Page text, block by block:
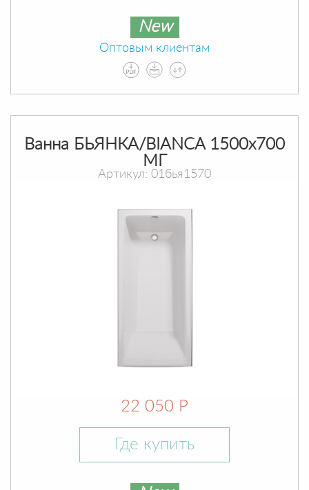
New
Оптовым клиентам
Ванна БЬЯНКА/BIANCA 1500х700
МГ
Артикул: 01бья1570
22 050 Р
Где купить